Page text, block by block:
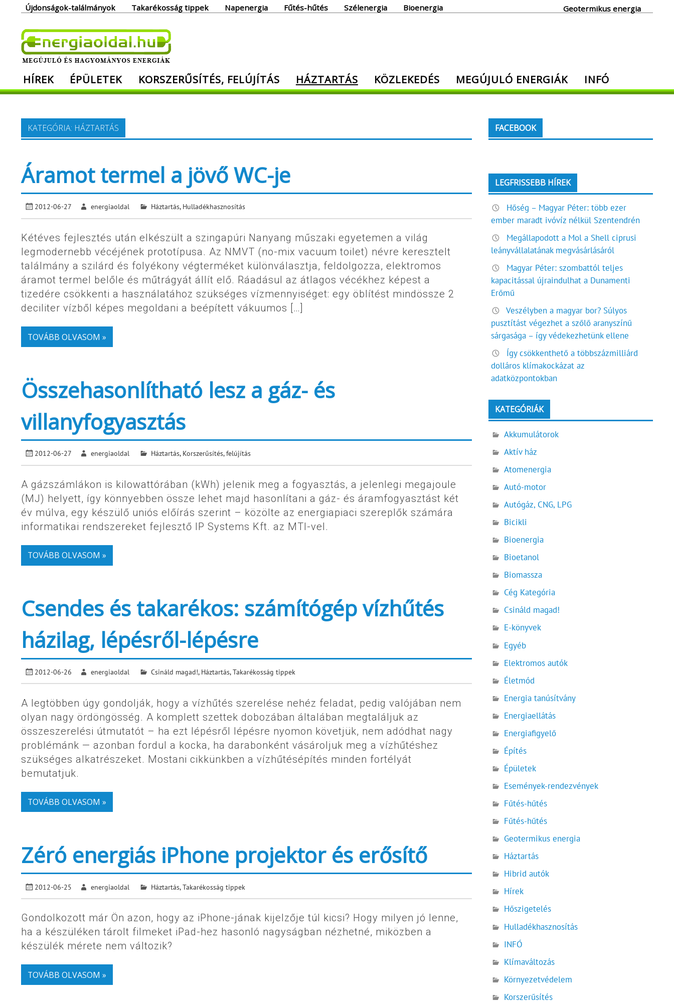
Újdonságok-találmányok Takarékosság tippek Napenergia Fűtés-hűtés Szélenergia Bioenergia Geotermikus energia
Megújuló és hagyományos energiák. Minden, ami energia!
HÍREK ÉPÜLETEK KORSZERŰSÍTÉS, FELÚJÍTÁS HÁZTARTÁS KÖZLEKEDÉS MEGÚJULÓ ENERGIÁK INFÓ
KATEGÓRIA: HÁZTARTÁS
Áramot termel a jövő WC-je
2012-06-27 energiaoldal Háztartás, Hulladékhasznosítás
Kétéves fejlesztés után elkészült a szingapúri Nanyang műszaki egyetemen a világ
legmodernebb vécéjének prototípusa. Az NMVT (no-mix vacuum toilet) névre keresztelt
találmány a szilárd és folyékony végterméket különválasztja, feldolgozza, elektromos
áramot termel belőle és műtrágyát állít elő. Ráadásul az átlagos vécékhez képest a
tizedére csökkenti a használatához szükséges vízmennyiséget: egy öblítést mindössze 2
deciliter vízből képes megoldani a beépített vákuumos […]
TOVÁBB OLVASOM »
Összehasonlítható lesz a gáz- és
villanyfogyasztás
2012-06-27 energiaoldal Háztartás, Korszerűsítés, felújítás
A gázszámlákon is kilowattórában (kWh) jelenik meg a fogyasztás, a jelenlegi megajoule
(MJ) helyett, így könnyebben össze lehet majd hasonlítani a gáz- és áramfogyasztást két
év múlva, egy készülő uniós előírás szerint – közölte az energiapiaci szereplők számára
informatikai rendszereket fejlesztő IP Systems Kft. az MTI-vel.
TOVÁBB OLVASOM »
Csendes és takarékos: számítógép vízhűtés
házilag, lépésről-lépésre
2012-06-26 energiaoldal Csináld magad!, Háztartás,Takarékosság tippek
A legtöbben úgy gondolják, hogy a vízhűtés szerelése nehéz feladat, pedig valójában nem
olyan nagy ördöngösség. A komplett szettek dobozában általában megtaláljuk az
összeszerelési útmutatót – ha ezt lépésről lépésre nyomon követjük, nem adódhat nagy
problémánk — azonban fordul a kocka, ha darabonként vásároljuk meg a vízhűtéshez
szükséges alkatrészeket. Mostani cikkünkben a vízhűtésépítés minden fortélyát
bemutatjuk.
TOVÁBB OLVASOM »
Zéró energiás iPhone projektor és erősítő
2012-06-25 energiaoldal Háztartás,Takarékosság tippek
Gondolkozott már Ön azon, hogy az iPhone-jának kijelzője túl kicsi? Hogy milyen jó lenne,
ha a készüléken tárolt filmeket iPad-hez hasonló nagyságban nézhetné, miközben a
készülék mérete nem változik?
TOVÁBB OLVASOM »
FACEBOOK
LEGFRISSEBB HÍREK
Hőség – Magyar Péter: több ezer
ember maradt ivóvíz nélkül Szentendrén
Megállapodott a Mol a Shell ciprusi
leányvállalatának megvásárlásáról
Magyar Péter: szombattól teljes
kapacitással újraindulhat a Dunamenti
Erőmű
Veszélyben a magyar bor? Súlyos
pusztítást végezhet a szőlő aranyszínű
sárgasága – így védekezhetünk ellene
Így csökkenthető a többszázmilliárd
dolláros klímakockázat az
adatközpontokban
KATEGÓRIÁK
Akkumulátorok
Aktív ház
Atomenergia
Autó-motor
Autógáz, CNG, LPG
Bicikli
Bioenergia
Bioetanol
Biomassza
Cég Kategória
Csináld magad!
E-könyvek
Egyéb
Elektromos autók
Életmód
Energia tanúsítvány
Energiaellátás
Energiafigyelő
Építés
Épületek
Események-rendezvények
Fűtés-hűtés
Fűtés-hűtés
Geotermikus energia
Háztartás
Hibrid autók
Hírek
Hőszigetelés
Hulladékhasznosítás
INFÓ
Klímaváltozás
Környezetvédelem
Korszerűsítés